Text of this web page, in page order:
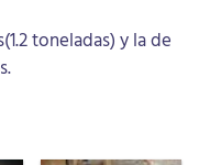
toneladas) y la de